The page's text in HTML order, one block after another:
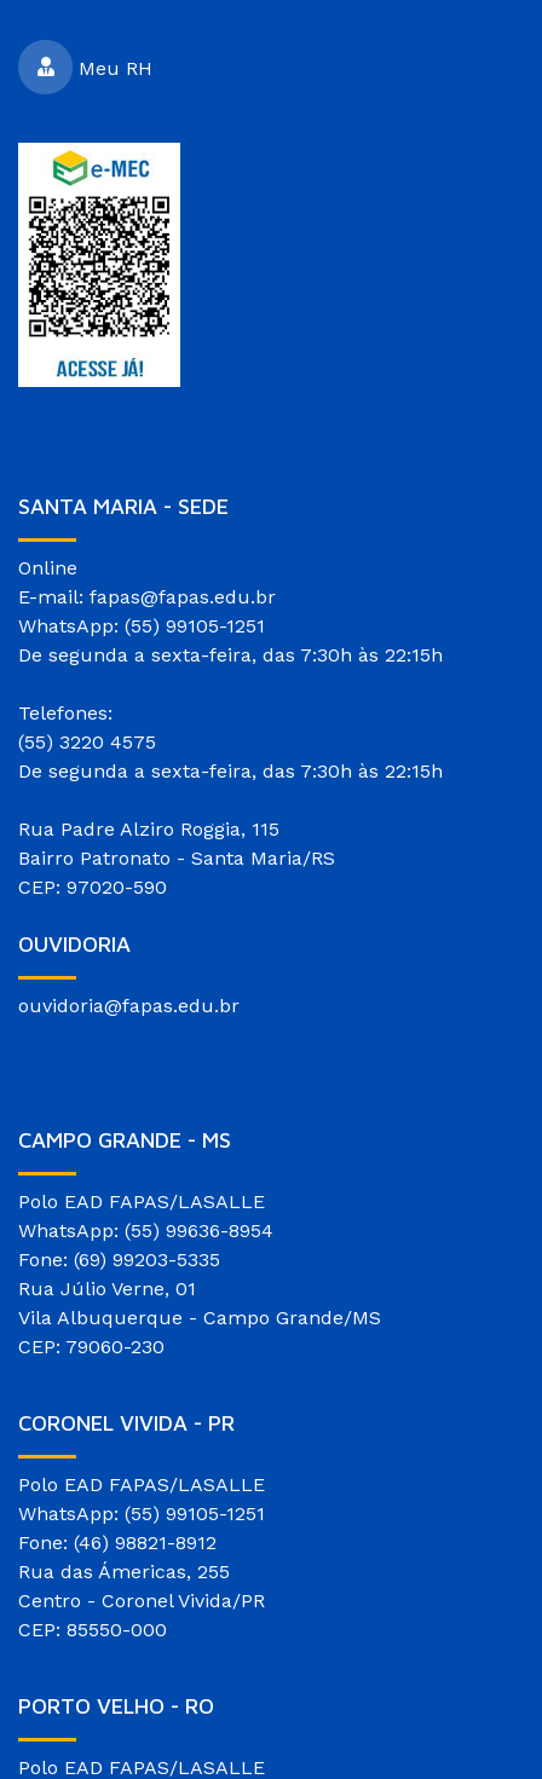
Meu RH
SANTA MARIA - SEDE
Online
E-mail: fapas@fapas.edu.br
WhatsApp: (55) 99105-1251
De segunda a sexta-feira, das 7:30h às 22:15h
Telefones:
(55) 3220 4575
De segunda a sexta-feira, das 7:30h às 22:15h
Rua Padre Alziro Roggia, 115
Bairro Patronato - Santa Maria/RS
CEP: 97020-590
OUVIDORIA
ouvidoria@fapas.edu.br
CAMPO GRANDE - MS
Polo EAD FAPAS/LASALLE
WhatsApp: (55) 99636-8954
Fone: (69) 99203-5335
Rua Júlio Verne, 01
Vila Albuquerque - Campo Grande/MS
CEP: 79060-230
CORONEL VIVIDA - PR
Polo EAD FAPAS/LASALLE
WhatsApp: (55) 99105-1251
Fone: (46) 98821-8912
Rua das Ámericas, 255
Centro - Coronel Vivida/PR
CEP: 85550-000
PORTO VELHO - RO
Polo EAD FAPAS/LASALLE